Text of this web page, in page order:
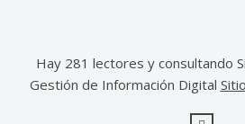
Hay 281 lectores y consultando
Gestión de Información Digital